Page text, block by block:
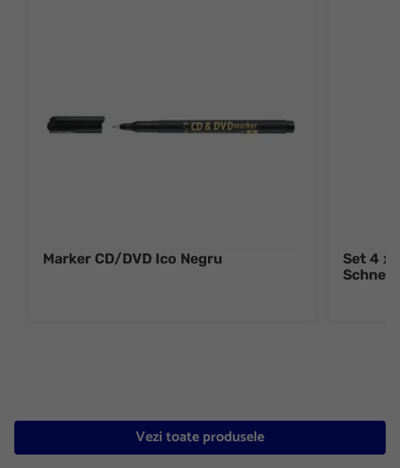
Marker CD/DVD Ico Negru
Set 4 x
Vezi toate produsele